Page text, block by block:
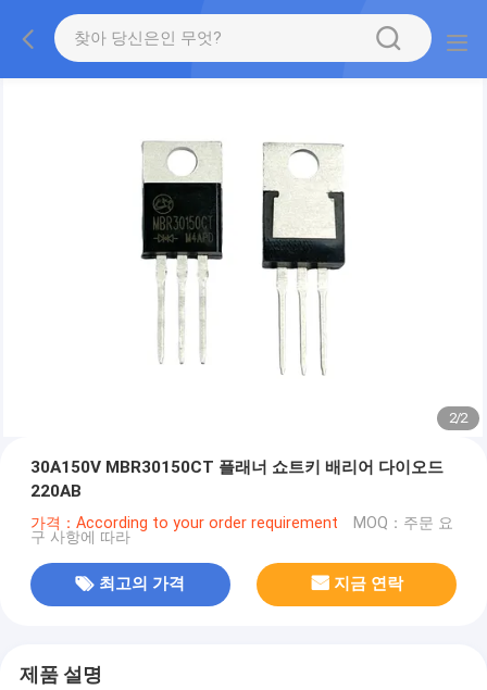
2/2
30A150V MBR30150CT 플래너 쇼트키 배리어 다이오드
220AB
가격：According to your order requirement MOQ：주문 요
구 사항에 따라
최고의 가격 지금 연락
제품 설명